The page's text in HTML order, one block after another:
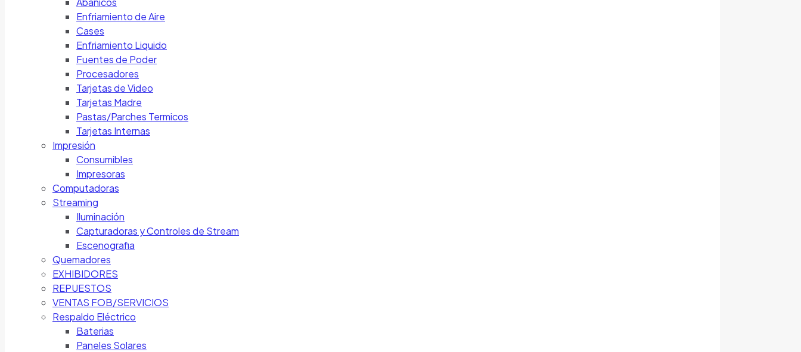
Enfriamiento de Aire
Cases
Enfriamiento Liquido
Fuentes de Poder
Procesadores
Tarjetas de Video
Tarjetas Madre
Pastas/Parches Termicos
Tarjetas Internas
Impresión
Consumibles
Impresoras
Computadoras
Streaming
Iluminación
Capturadoras y Controles de Stream
Escenografia
Quemadores
EXHIBIDORES
REPUESTOS
VENTAS FOB/SERVICIOS
Respaldo Eléctrico
Baterias
Paneles Solares